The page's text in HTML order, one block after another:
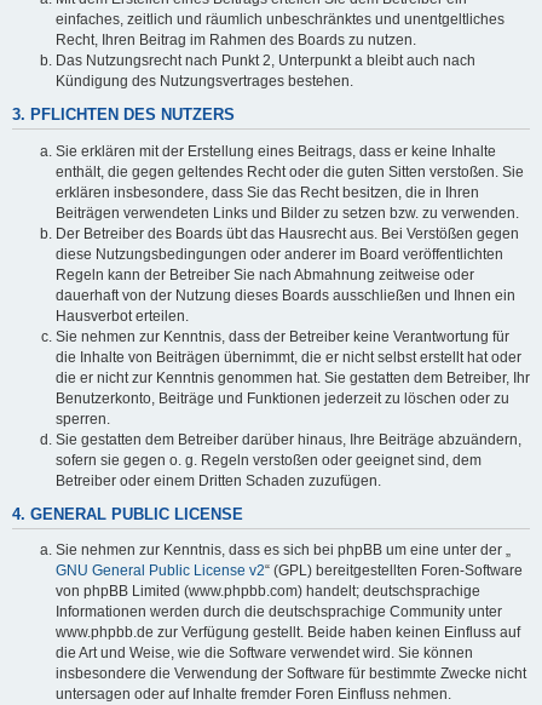
einfaches, zeitlich und räumlich unbeschränktes und unentgeltliches
Recht, Ihren Beitrag im Rahmen des Boards zu nutzen.
Das Nutzungsrecht nach Punkt 2, Unterpunkt a bleibt auch nach
Kündigung des Nutzungsvertrages bestehen.
3. PFLICHTEN DES NUTZERS
Sie erklären mit der Erstellung eines Beitrags, dass er keine Inhalte
enthält, die gegen geltendes Recht oder die guten Sitten verstoßen. Sie
erklären insbesondere, dass Sie das Recht besitzen, die in Ihren
Beiträgen verwendeten Links und Bilder zu setzen bzw. zu verwenden.
Der Betreiber des Boards übt das Hausrecht aus. Bei Verstößen gegen
diese Nutzungsbedingungen oder anderer im Board veröffentlichten
Regeln kann der Betreiber Sie nach Abmahnung zeitweise oder
dauerhaft von der Nutzung dieses Boards ausschließen und Ihnen ein
Hausverbot erteilen.
Sie nehmen zur Kenntnis, dass der Betreiber keine Verantwortung für
die Inhalte von Beiträgen übernimmt, die er nicht selbst erstellt hat oder
die er nicht zur Kenntnis genommen hat. Sie gestatten dem Betreiber, Ihr
Benutzerkonto, Beiträge und Funktionen jederzeit zu löschen oder zu
sperren.
Sie gestatten dem Betreiber darüber hinaus, Ihre Beiträge abzuändern,
sofern sie gegen o. g. Regeln verstoßen oder geeignet sind, dem
Betreiber oder einem Dritten Schaden zuzufügen.
4. GENERAL PUBLIC LICENSE
Sie nehmen zur Kenntnis, dass es sich bei phpBB um eine unter der „
GNU General Public License v2“ (GPL) bereitgestellten Foren-Software
von phpBB Limited (www.phpbb.com) handelt; deutschsprachige
Informationen werden durch die deutschsprachige Community unter
www.phpbb.de zur Verfügung gestellt. Beide haben keinen Einfluss auf
die Art und Weise, wie die Software verwendet wird. Sie können
insbesondere die Verwendung der Software für bestimmte Zwecke nicht
untersagen oder auf Inhalte fremder Foren Einfluss nehmen.